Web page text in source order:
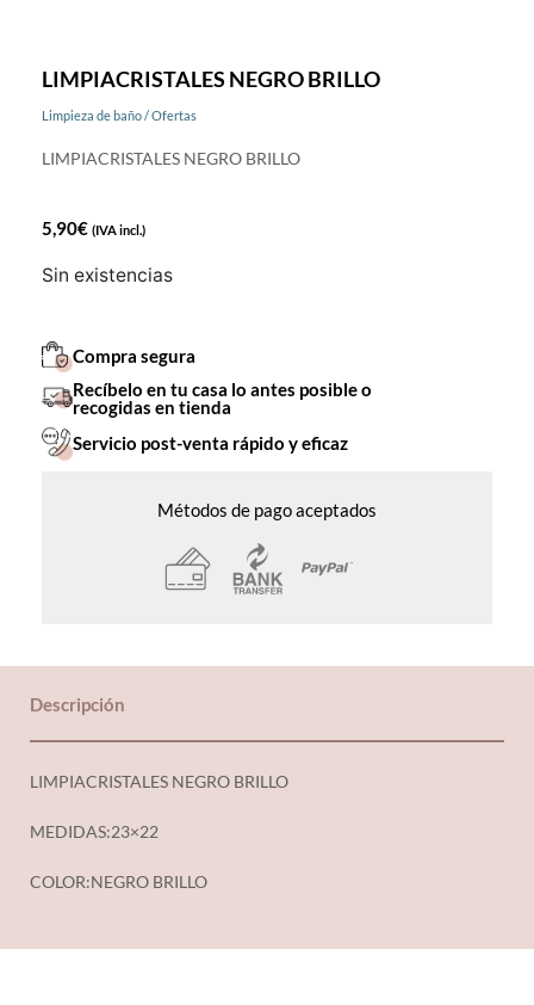
LIMPIACRISTALES NEGRO BRILLO
Limpieza de baño/Ofertas
LIMPIACRISTALES NEGRO BRILLO
5,90€ (IVA incl.)
Sin existencias
Compra segura
Recíbelo en tu casa lo antes posible o
recogidas en tienda
Servicio post-venta rápido y eficaz
Métodos de pago aceptados
Descripción
LIMPIACRISTALES NEGRO BRILLO
MEDIDAS:23×22
COLOR:NEGRO BRILLO